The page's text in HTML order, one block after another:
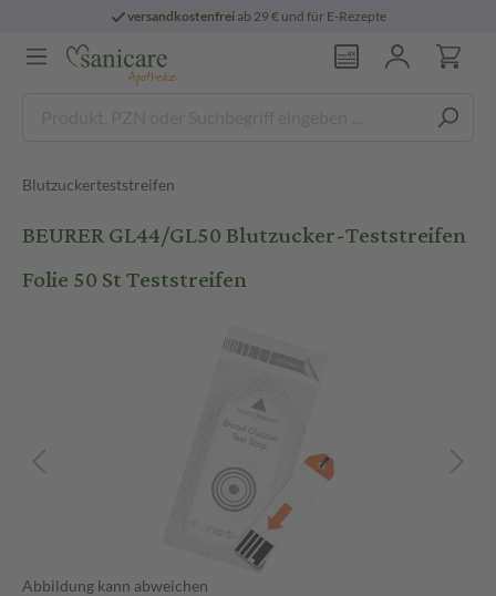
versandkostenfreiab 29 € und für E-Rezepte
Blutzuckerteststreifen
BEURER GL44/GL50 Blutzucker-Teststreifen
Folie 50 St Teststreifen
Abbildung kann abweichen